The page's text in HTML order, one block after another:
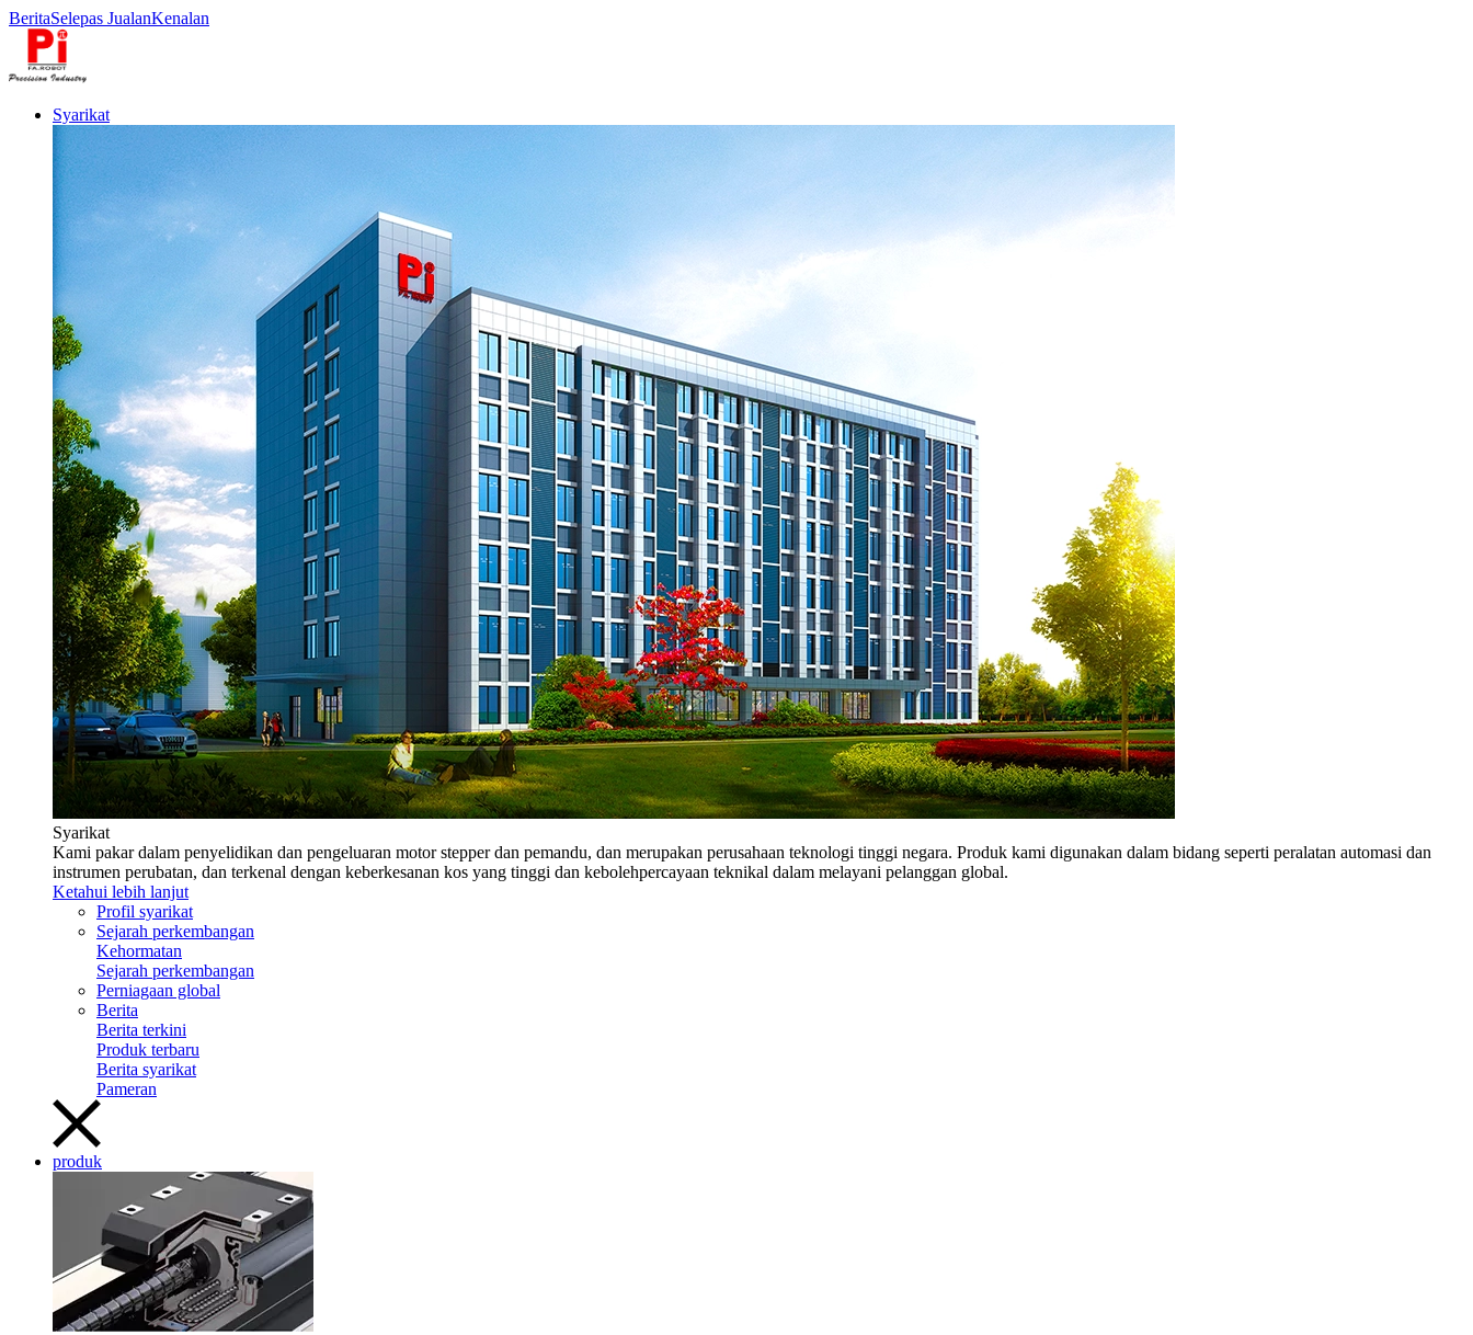
BeritaSelepas JualanKenalan
Syarikat
Syarikat
Kami pakar dalam penyelidikan dan pengeluaran motor stepper dan pemandu, dan merupakan perusahaan teknologi tinggi negara. Produk kami digunakan dalam bidang seperti peralatan automasi dan
instrumen perubatan, dan terkenal dengan keberkesanan kos yang tinggi dan kebolehpercayaan teknikal dalam melayani pelanggan global.
Ketahui lebih lanjut
Profil syarikat
Sejarah perkembangan
Kehormatan
Sejarah perkembangan
Perniagaan global
Berita
Berita terkini
Produk terbaru
Berita syarikat
Pameran
produk